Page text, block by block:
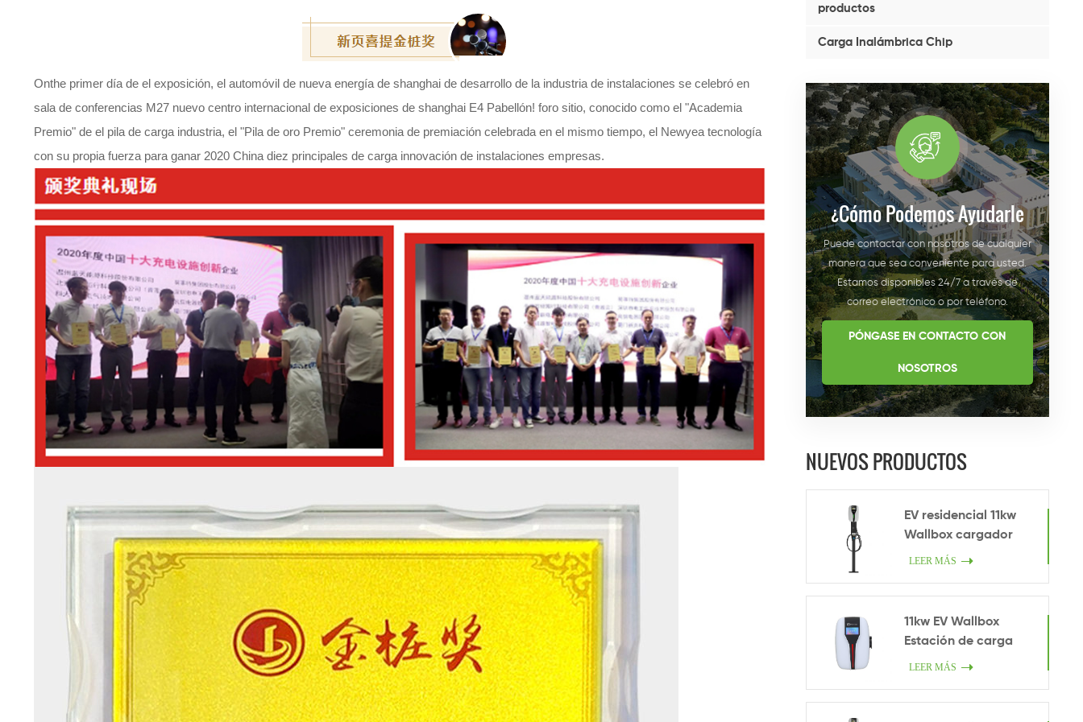
productos
Carga Inalámbrica Chip
¿cómo Podemos Ayudarle
Puede contactar con nosotros de cualquier
manera que sea conveniente para usted.
Estamos disponibles 24/7 a través de
correo electrónico o por teléfono.
PÓNGASE EN CONTACTO CON
NOSOTROS
NUEVOS PRODUCTOS
EV residencial 11kw
Wallbox cargador
LEER MÁS
11kw EV Wallbox
Estación de carga
LEER MÁS
Onthe primer día de el exposición, el automóvil de nueva energía de shanghai de desarrollo de la industria de instalaciones se celebró en
sala de conferencias M27 nuevo centro internacional de exposiciones de shanghai E4 Pabellón! foro sitio, conocido como el "Academia
Premio" de el pila de carga industria, el "Pila de oro Premio" ceremonia de premiación celebrada en el mismo tiempo, el Newyea tecnología
con su propia fuerza para ganar 2020 China diez principales de carga innovación de instalaciones empresas.